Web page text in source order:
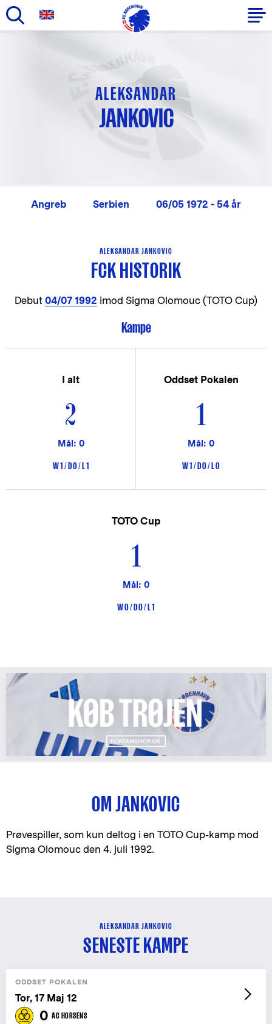
ALEKSANDAR
JANKOVIC
Angreb Serbien 06/05 1972 - 54 år
ALEKSANDAR JANKOVIC
FCK HISTORIK
Debut 04/07 1992 imod Sigma Olomouc (TOTO Cup)
Kampe
I alt
2
Mål: 0
W 1 / D 0 / L 1
Oddset Pokalen
1
Mål: 0
W 1 / D 0 / L 0
TOTO Cup
1
Mål: 0
W 0 / D 0 / L 1
OM JANKOVIC
Prøvespiller, som kun deltog i en TOTO Cup-kamp mod
Sigma Olomouc den 4. juli 1992.
ALEKSANDAR JANKOVIC
SENESTE KAMPE
ODDSET POKALEN
Tor, 17 Maj 12
0 AC HORSENS